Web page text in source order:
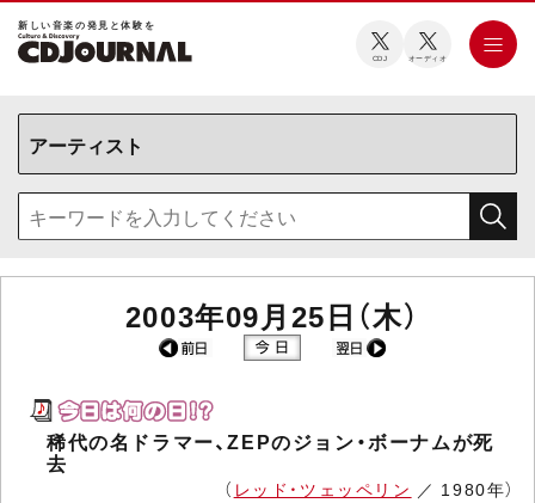
新しい⾳楽の発⾒と体験を
CDJ オーディオ
2003年09月25日（木）
稀代の名ドラマー、ZEPのジョン・ボーナムが死
去
（ レッド・ツェッペリン ／ 1980年）